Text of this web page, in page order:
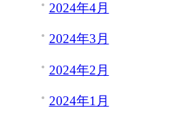
2024年4月
2024年3月
2024年2月
2024年1月